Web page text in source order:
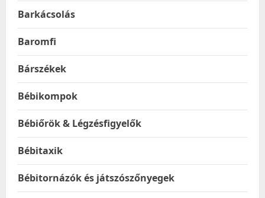
Barkácsolás
Baromfi
Bárszékek
Bébikompok
Bébiőrök & Légzésfigyelők
Bébitaxik
Bébitornázók és játszószőnyegek